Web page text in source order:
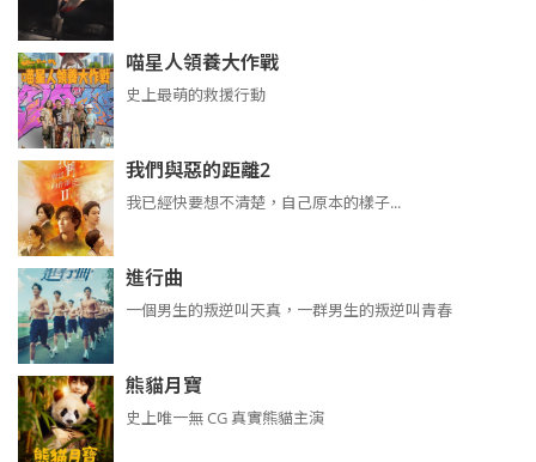
喵星人領養大作戰
史上最萌的救援行動
我們與惡的距離2
我已經快要想不清楚，自己原本的樣子...
進行曲
​​​一個男生的叛逆叫天真，一群男生的叛逆叫青春
熊貓月寶
史上唯一無 CG 真實熊貓主演